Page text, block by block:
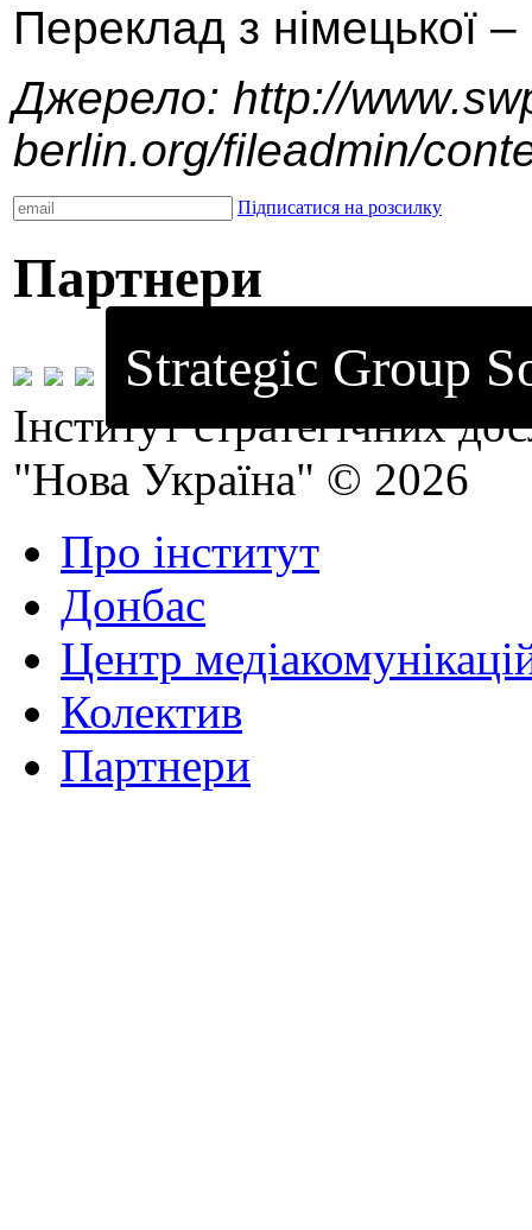
Переклад з німецької
Джерело: http://www.
berlin.org/fileadmin/
Підписатися на розсилку
Партнери
Strategic Group
Інститут стратегічних
"Нова Україна" © 2026
Про інститут
Донбас
Центр
Колектив
Партнери